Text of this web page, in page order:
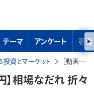
テーマ アンケート 著者
資とマーケット ［動画で解説］【米日株/ドル円】相場なだれ 折々注意報
】相場なだれ 折々